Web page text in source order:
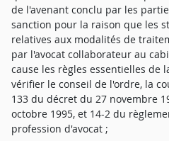
de l'avenant conclu par les
sanction pour la raison que les
relatives aux modalités de
par l'avocat collaborateur au
cause les règles essentielles de
vérifier le conseil de l'ordre, la
133 du décret du 27 novembre
octobre 1995, et 14-2 du
profession d'avocat ;